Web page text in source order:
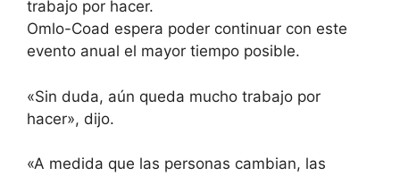
trabajo por hacer.
Omlo-Coad espera poder continuar con este
evento anual el mayor tiempo posible.
«Sin duda, aún queda mucho trabajo por
hacer», dijo.
«A medida que las personas cambian, las